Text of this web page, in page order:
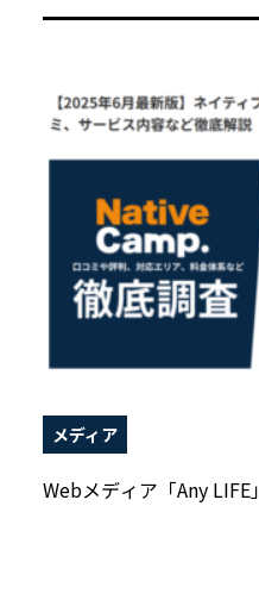
メディア
Webメディア「Any LIFE